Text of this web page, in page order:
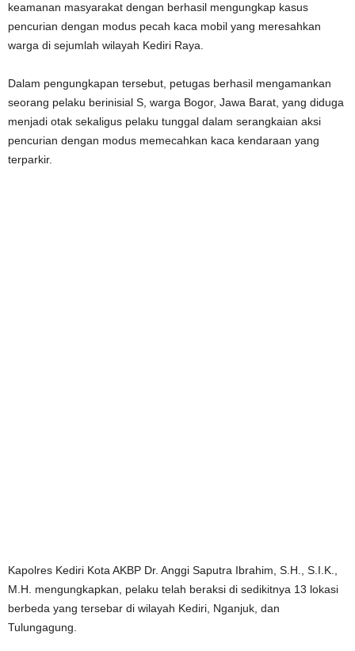
keamanan masyarakat dengan berhasil mengungkap kasus
pencurian dengan modus pecah kaca mobil yang meresahkan
warga di sejumlah wilayah Kediri Raya.
Dalam pengungkapan tersebut, petugas berhasil mengamankan
seorang pelaku berinisial S, warga Bogor, Jawa Barat, yang diduga
menjadi otak sekaligus pelaku tunggal dalam serangkaian aksi
pencurian dengan modus memecahkan kaca kendaraan yang
terparkir.
Kapolres Kediri Kota AKBP Dr. Anggi Saputra Ibrahim, S.H., S.I.K.,
M.H. mengungkapkan, pelaku telah beraksi di sedikitnya 13 lokasi
berbeda yang tersebar di wilayah Kediri, Nganjuk, dan
Tulungagung.